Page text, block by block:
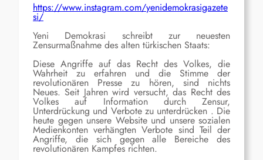
https://www.instagram.com/yenidemokrasigazete
si/
Yeni Demokrasi schreibt zur neuesten
Zensurmaßnahme des alten türkischen Staats:
Diese Angriffe auf das Recht des Volkes, die
Wahrheit zu erfahren und die Stimme der
revolutionären Presse zu hören, sind nichts
Neues.Seit Jahren wird versucht, das Recht des
Volkes auf Information durch Zensur,
Unterdrückung und Verbote zu unterdrücken . Die
heute gegen unsere Website und unsere sozialen
Medienkonten verhängten Verbote sind Teil der
Angriffe, die sich gegen alle Bereiche des
revolutionären Kampfes richten.